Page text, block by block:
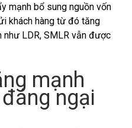
mạnh bổ sung nguồn vốn
khách hàng từ đó tăng
như LDR, SMLR vẫn được
mạnh
ngại